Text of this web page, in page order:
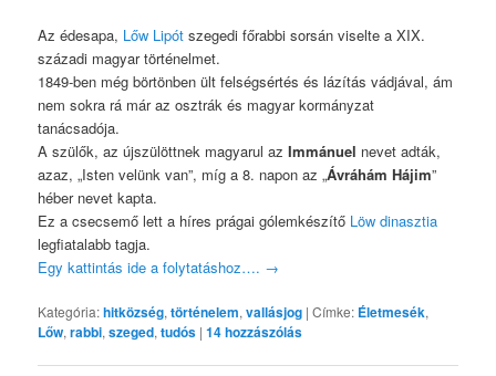
Az édesapa, Lőw Lipót szegedi főrabbi sorsán viselte a XIX.
századi magyar történelmet.
1849-ben még börtönben ült felségsértés és lázítás vádjával, ám
nem sokra rá már az osztrák és magyar kormányzat
tanácsadója.
A szülők, az újszülöttnek magyarul azImmánuel nevet adták,
azaz, „Isten velünk van”, míg a 8. napon az „Ávráhám Hájim”
héber nevet kapta.
Ez a csecsemő lett a híres prágai gólemkészítő Löw dinasztia
legfiatalabb tagja.
Egy kattintás ide a folytatáshoz…. →
Kategória:hitközség,történelem,vallásjog |Címke: Életmesék,
Lőw,rabbi,szeged,tudós |14hozzászólás